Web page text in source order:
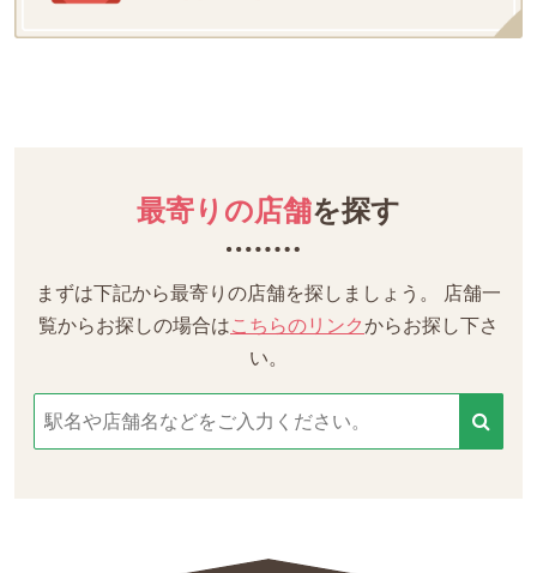
最寄りの店舗を探す
まずは下記から最寄りの店舗を探しましょう。
店舗一
覧からお探しの場合はこちらのリンクからお探し下さ
い。